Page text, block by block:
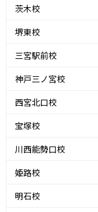
茨木校
堺東校
三宮駅前校
神戸三ノ宮校
西宮北口校
宝塚校
川西能勢口校
姫路校
明石校